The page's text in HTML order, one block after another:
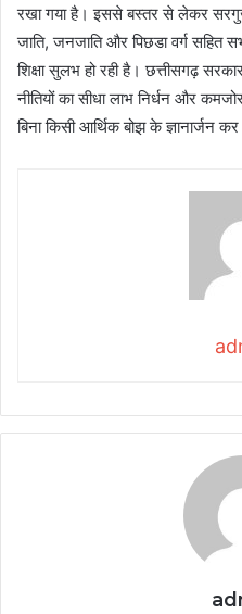
रखा गया है। इससे बस्तर से लेकर
जाति, जनजाति और पिछडा वर्ग सहित
शिक्षा सुलभ हो रही है। छत्तीसगढ़
नीतियों का सीधा लाभ निर्धन और
बिना किसी आर्थिक बोझ के ज्ञानार्जन